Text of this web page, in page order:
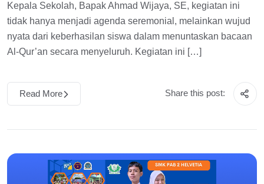
Kepala Sekolah, Bapak Ahmad Wijaya, SE, kegiatan ini
tidak hanya menjadi agenda seremonial, melainkan wujud
nyata dari keberhasilan siswa dalam menuntaskan bacaan
Al-Qur’an secara menyeluruh. Kegiatan ini […]
Read More Share this post: